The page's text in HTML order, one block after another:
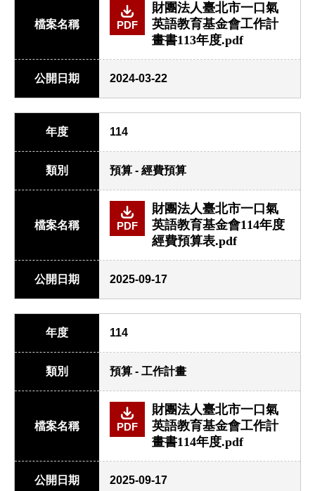
檔案名稱 PDF
財團法人臺北市一口氣
英語教育基金會工作計
畫書113年度.pdf
公開日期 2024-03-22
年度 114
類別 預算 - 經費預算
檔案名稱 PDF
財團法人臺北市一口氣
英語教育基金會114年度
經費預算表.pdf
公開日期 2025-09-17
年度 114
類別 預算 - 工作計畫
檔案名稱 PDF
財團法人臺北市一口氣
英語教育基金會工作計
畫書114年度.pdf
公開日期 2025-09-17